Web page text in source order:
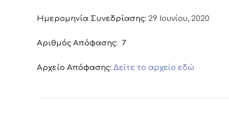
Ημερομηνία Συνεδρίασης: 29 Ιουνίου, 2020
Αριθμός Απόφασης: 7
Αρχείο Απόφασης: Δείτε το αρχείο εδώ